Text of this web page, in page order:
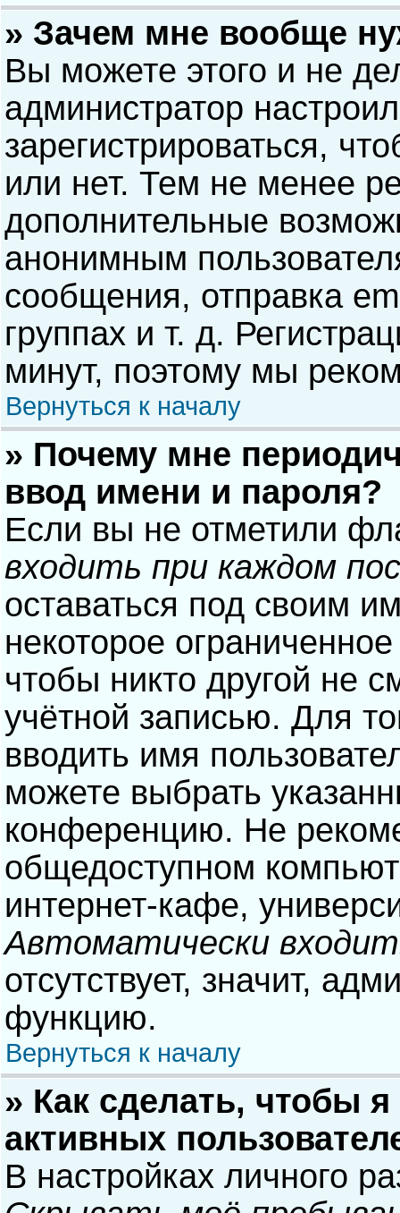
» Зачем мне вообще
Вы можете этого и не
администратор
зарегистрироваться,
или нет. Тем не менее
дополнительные
анонимным
сообщения, отправка
группах и т. д.
минут, поэтому мы
Вернуться к началу
» Почему мне
ввод имени и пароля?
Если вы не отметили
входить при каждом
оставаться под своим
некоторое
чтобы никто другой не
учётной записью. Для
вводить имя
можете выбрать
конференцию. Не
общедоступном
интернет-кафе,
Автоматически
отсутствует, значит,
функцию.
Вернуться к началу
» Как сделать, чтобы
активных
В настройках личного